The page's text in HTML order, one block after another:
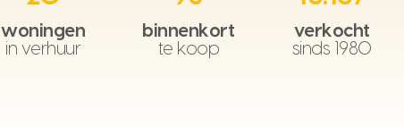
woningen
in verhuur
binnenkort
te koop
verkocht
sinds 1980